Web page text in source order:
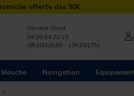
offerte dès 90€
Service client
04 99 64 20 10
(9h30/12h30 - 13h30/17h)
Mouche Navigation